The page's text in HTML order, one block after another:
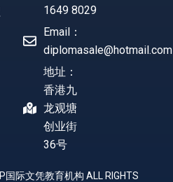
1649 8029
Email：
diplomasale@hotmail.com
地址：
香港九
龙观塘
创业街
36号
国际文凭教育机构 ALL RIGHTS